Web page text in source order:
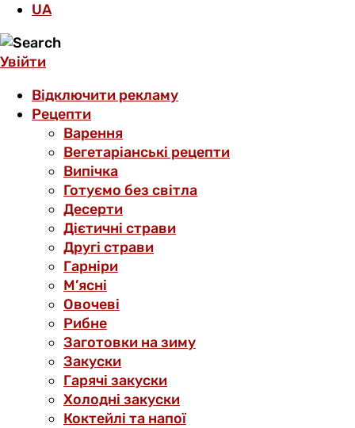
UA
Увійти
Відключити рекламу
Рецепти
Варення
Вегетаріанські рецепти
Випічка
Готуємо без світла
Десерти
Дієтичні страви
Другі страви
Гарніри
М’ясні
Овочеві
Рибне
Заготовки на зиму
Закуски
Гарячі закуски
Холодні закуски
Коктейлі та напої